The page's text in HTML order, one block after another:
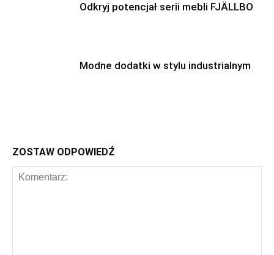
Odkryj potencjał serii mebli FJÄLLBO
Modne dodatki w stylu industrialnym
ZOSTAW ODPOWIEDŹ